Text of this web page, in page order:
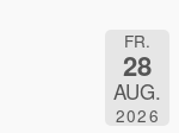
FR.
28
AUG.
2026